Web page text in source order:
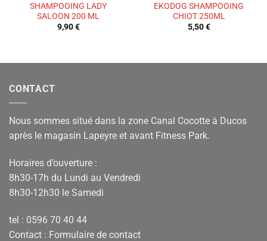
SHAMPOOING LADY
SALOON 200 ML
9,90€
EKODOG SHAMPOOING
CHIOT 250ML
5,50€
CONTACT
Nous sommes situé dans la zone Canal Cocotte à Ducos
après le magasin Lapeyre et avant Fitness Park.
Horaires d’ouverture :
8h30-17h du Lundi au Vendredi
8h30-12h30 le Samedi
tel : 0596 70 40 44
Contact : Formulaire de contact